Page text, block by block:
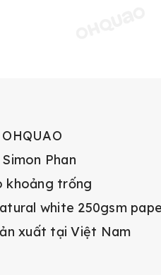
Phan
khoảng trống
white 250gsm
xuất tại Việt Nam